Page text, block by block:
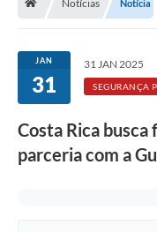
Notícias Notícia
JAN
31
31 JAN 2025
SEGURANÇA
Costa Rica
parceria com a